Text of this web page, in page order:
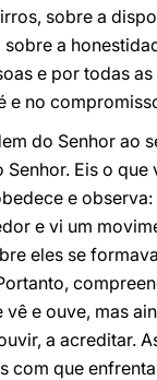
sobre a
sobre a
e por todas
e no
do Senhor ao
Senhor. Eis o
e
e vi um
eles se
vê e ouve, mas
a acreditar.
com que